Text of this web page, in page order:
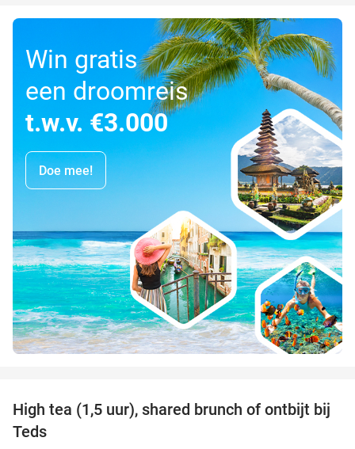
Win gratis
een droomreis
t.w.v. €3.000
Doe mee!
35%
High tea (1,5 uur), shared brunch of ontbijt bij
Teds